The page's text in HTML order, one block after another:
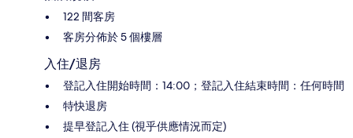
122 間客房
客房分佈於 5 個樓層
入住/退房
登記入住開始時間：14:00；登記入住結束時間：任何時間
特快退房
提早登記入住 (視乎供應情況而定)